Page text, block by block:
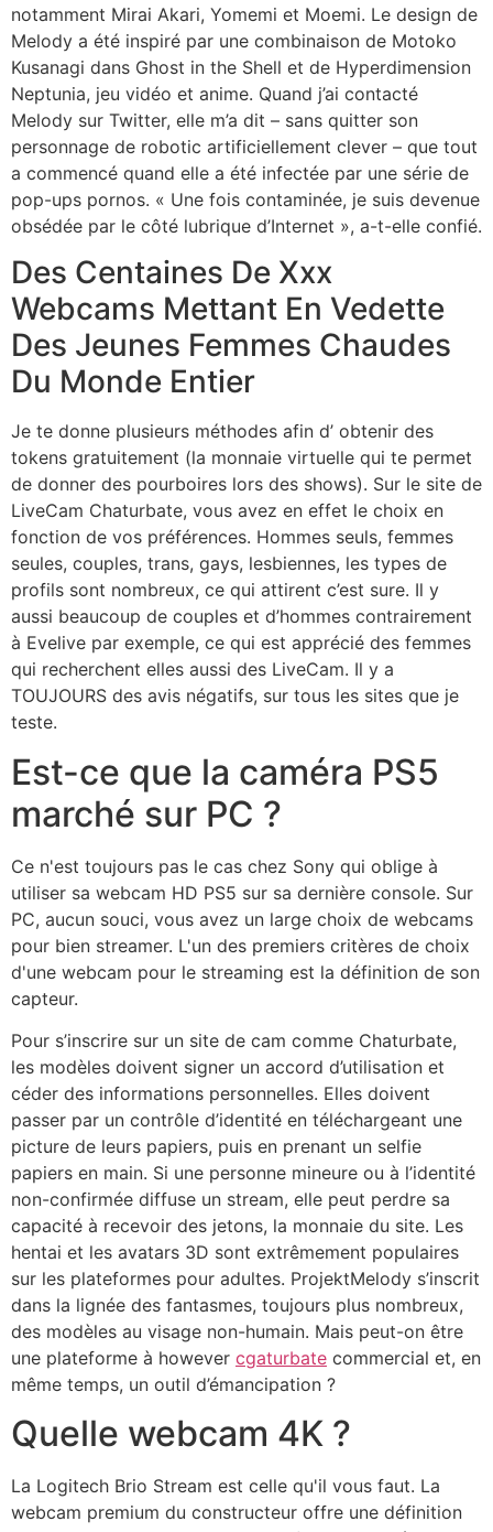
notamment Mirai Akari, Yomemi et Moemi. Le design de
Melody a été inspiré par une combinaison de Motoko
Kusanagi dans Ghost in the Shell et de Hyperdimension
Neptunia, jeu vidéo et anime. Quand j’ai contacté
Melody sur Twitter, elle m’a dit – sans quitter son
personnage de robotic artificiellement clever – que tout
a commencé quand elle a été infectée par une série de
pop-ups pornos. « Une fois contaminée, je suis devenue
obsédée par le côté lubrique d’Internet », a-t-elle confié.
Des Centaines De Xxx
Webcams Mettant En Vedette
Des Jeunes Femmes Chaudes
Du Monde Entier
Je te donne plusieurs méthodes afin d’ obtenir des
tokens gratuitement (la monnaie virtuelle qui te permet
de donner des pourboires lors des shows). Sur le site de
LiveCam Chaturbate, vous avez en effet le choix en
fonction de vos préférences. Hommes seuls, femmes
seules, couples, trans, gays, lesbiennes, les types de
profils sont nombreux, ce qui attirent c’est sure. Il y
aussi beaucoup de couples et d’hommes contrairement
à Evelive par exemple, ce qui est apprécié des femmes
qui recherchent elles aussi des LiveCam. Il y a
TOUJOURS des avis négatifs, sur tous les sites que je
teste.
Est-ce que la caméra PS5
marché sur PC ?
Ce n'est toujours pas le cas chez Sony qui oblige à
utiliser sa webcam HD PS5 sur sa dernière console. Sur
PC, aucun souci, vous avez un large choix de webcams
pour bien streamer. L'un des premiers critères de choix
d'une webcam pour le streaming est la définition de son
capteur.
Pour s’inscrire sur un site de cam comme Chaturbate,
les modèles doivent signer un accord d’utilisation et
céder des informations personnelles. Elles doivent
passer par un contrôle d’identité en téléchargeant une
picture de leurs papiers, puis en prenant un selfie
papiers en main. Si une personne mineure ou à l’identité
non-confirmée diffuse un stream, elle peut perdre sa
capacité à recevoir des jetons, la monnaie du site. Les
hentai et les avatars 3D sont extrêmement populaires
sur les plateformes pour adultes. ProjektMelody s’inscrit
dans la lignée des fantasmes, toujours plus nombreux,
des modèles au visage non-humain. Mais peut-on être
une plateforme à however cgaturbate commercial et, en
même temps, un outil d’émancipation ?
Quelle webcam 4K ?
La Logitech Brio Stream est celle qu'il vous faut. La
webcam premium du constructeur offre une définition